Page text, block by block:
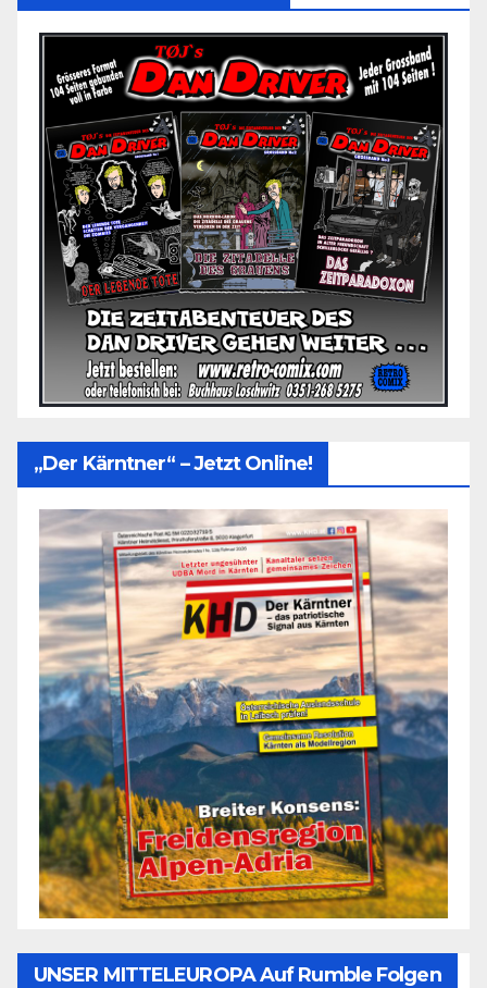
„Der Kärntner“ – Jetzt Online!
UNSER MITTELEUROPA Auf Rumble Folgen